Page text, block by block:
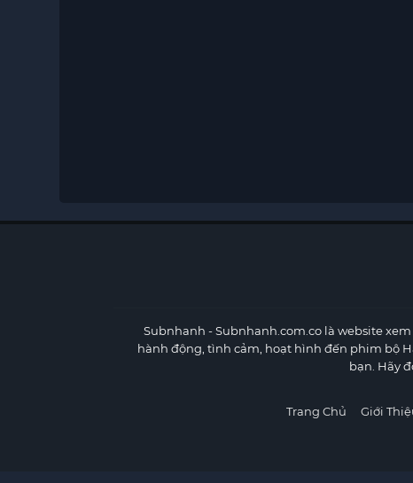
Subnhanh - Subnhanh.com.co là website
hành động, tình cảm, hoạt hình đến phim bộ
bạn. Hãy
Trang Chủ Giới